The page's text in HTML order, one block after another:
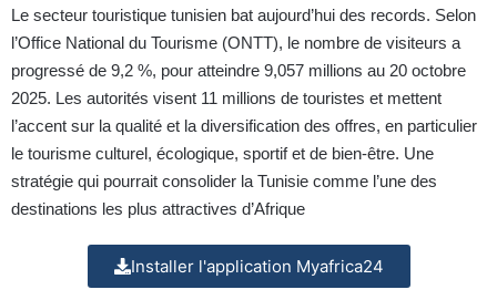
Le secteur touristique tunisien bat aujourd’hui des records. Selon
l’Office National du Tourisme (ONTT), le nombre de visiteurs a
progressé de 9,2 %, pour atteindre 9,057 millions au 20 octobre
2025. Les autorités visent 11 millions de touristes et mettent
l’accent sur la qualité et la diversification des offres, en particulier
le tourisme culturel, écologique, sportif et de bien-être. Une
stratégie qui pourrait consolider la Tunisie comme l’une des
destinations les plus attractives d’Afrique
Installer l'application Myafrica24